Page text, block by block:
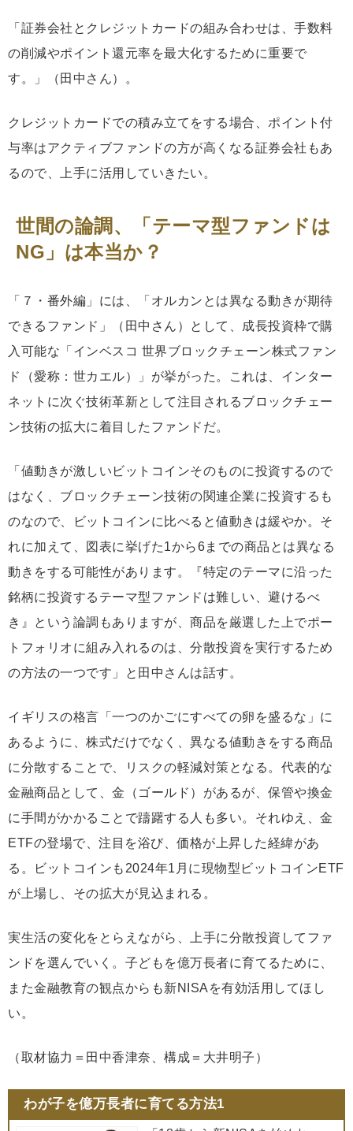
「証券会社とクレジットカードの組み合わせは、手数料
の削減やポイント還元率を最大化するために重要で
す。」（田中さん）。
クレジットカードでの積み立てをする場合、ポイント付
与率はアクティブファンドの方が高くなる証券会社もあ
るので、上手に活用していきたい。
世間の論調、「テーマ型ファンドは
NG」は本当か？
「７・番外編」には、「オルカンとは異なる動きが期待
できるファンド」（田中さん）として、成長投資枠で購
入可能な「インベスコ 世界ブロックチェーン株式ファン
ド（愛称：世カエル）」が挙がった。これは、インター
ネットに次ぐ技術革新として注目されるブロックチェー
ン技術の拡大に着目したファンドだ。
「値動きが激しいビットコインそのものに投資するので
はなく、ブロックチェーン技術の関連企業に投資するも
のなので、ビットコインに比べると値動きは緩やか。そ
れに加えて、図表に挙げた1から6までの商品とは異なる
動きをする可能性があります。『特定のテーマに沿った
銘柄に投資するテーマ型ファンドは難しい、避けるべ
き』という論調もありますが、商品を厳選した上でポー
トフォリオに組み入れるのは、分散投資を実行するため
の方法の一つです」と田中さんは話す。
イギリスの格言「一つのかごにすべての卵を盛るな」に
あるように、株式だけでなく、異なる値動きをする商品
に分散することで、リスクの軽減対策となる。代表的な
金融商品として、金（ゴールド）があるが、保管や換金
に手間がかかることで躊躇する人も多い。それゆえ、金
ETFの登場で、注目を浴び、価格が上昇した経緯があ
る。ビットコインも2024年1月に現物型ビットコインETF
が上場し、その拡大が見込まれる。
実生活の変化をとらえながら、上手に分散投資してファ
ンドを選んでいく。子どもを億万長者に育てるために、
また金融教育の観点からも新NISAを有効活用してほし
い。
（取材協力＝田中香津奈、構成＝大井明子）
わが子を億万長者に育てる方法1